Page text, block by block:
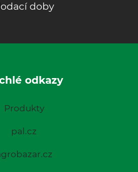
doby
odkazy
Produkty
pal.cz